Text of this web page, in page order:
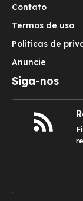
Contato
Termos de uso
Politicas de
Anuncie
Siga-nos